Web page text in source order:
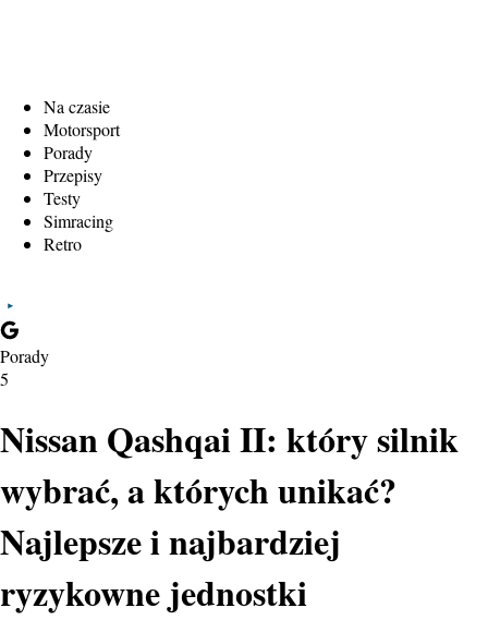
Na czasie
Motorsport
Porady
Przepisy
Testy
Simracing
Retro
Porady
5
Nissan Qashqai II: który silnik
wybrać, a których unikać?
Najlepsze i najbardziej
ryzykowne jednostki